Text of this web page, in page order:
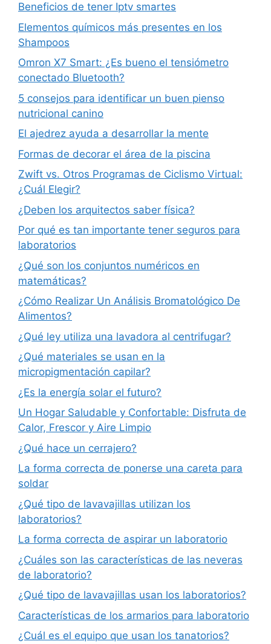
Beneficios de tener Iptv smartes
Elementos químicos más presentes en los
Shampoos
Omron X7 Smart: ¿Es bueno el tensiómetro
conectado Bluetooth?
5 consejos para identificar un buen pienso
nutricional canino
El ajedrez ayuda a desarrollar la mente
Formas de decorar el área de la piscina
Zwift vs. Otros Programas de Ciclismo Virtual:
¿Cuál Elegir?
¿Deben los arquitectos saber física?
Por qué es tan importante tener seguros para
laboratorios
¿Qué son los conjuntos numéricos en
matemáticas?
¿Cómo Realizar Un Análisis Bromatológico De
Alimentos?
¿Qué ley utiliza una lavadora al centrifugar?
¿Qué materiales se usan en la
micropigmentación capilar?
¿Es la energía solar el futuro?
Un Hogar Saludable y Confortable: Disfruta de
Calor, Frescor y Aire Limpio
¿Qué hace un cerrajero?
La forma correcta de ponerse una careta para
soldar
¿Qué tipo de lavavajillas utilizan los
laboratorios?
La forma correcta de aspirar un laboratorio
¿Cuáles son las características de las neveras
de laboratorio?
¿Qué tipo de lavavajillas usan los laboratorios?
Características de los armarios para laboratorio
¿Cuál es el equipo que usan los tanatorios?